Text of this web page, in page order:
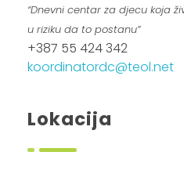
“Dnevni centar za djecu koja
u riziku da to postanu”
+387 55 424 342
koordinatordc@teol.net
Lokacija